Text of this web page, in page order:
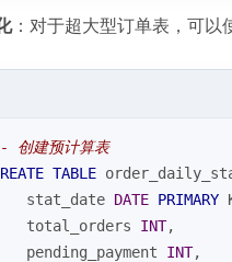
：对于超大型订单表，可以
创建预计算表
TABLE
stat_date
DATE PRIMARY
total_orders
INT,
pending_payment
INT,